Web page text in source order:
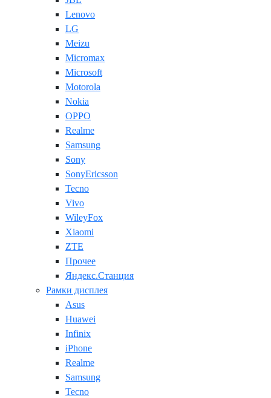
Lenovo
LG
Meizu
Micromax
Microsoft
Motorola
Nokia
OPPO
Realme
Samsung
Sony
SonyEricsson
Tecno
Vivo
WileyFox
Xiaomi
ZTE
Прочее
Яндекс.Станция
Рамки дисплея
Asus
Huawei
Infinix
iPhone
Realme
Samsung
Tecno